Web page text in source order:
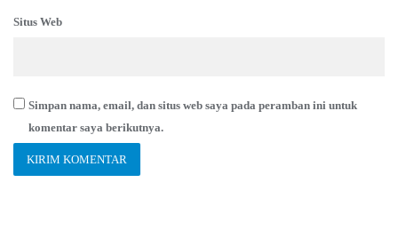
Situs Web
Simpan nama, email, dan situs web saya pada peramban ini untuk
komentar saya berikutnya.